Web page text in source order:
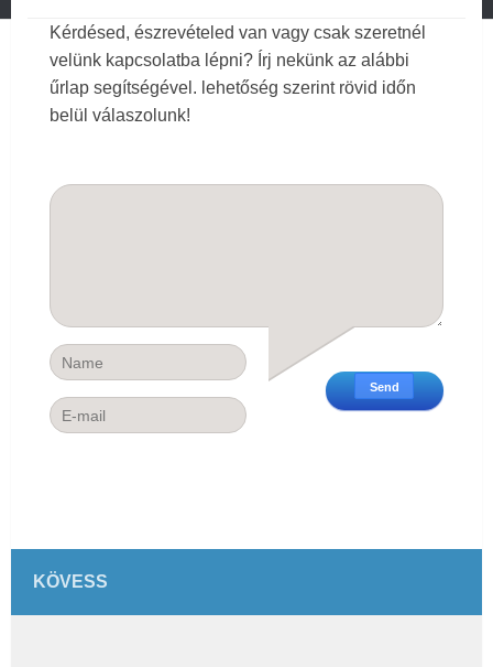
Kérdésed, észrevételed van vagy csak szeretnél
velünk kapcsolatba lépni? Írj nekünk az alábbi
űrlap segítségével. lehetőség szerint rövid időn
belül válaszolunk!
KÖVESS